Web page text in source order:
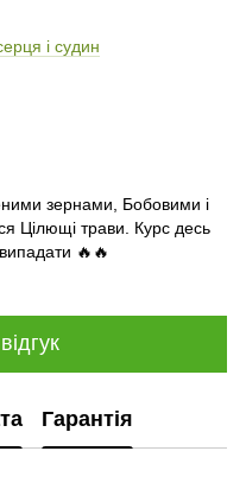
і судин
зернами, Бобовими і
Цілющі трави. Курс десь
🔥🔥
Гарантія